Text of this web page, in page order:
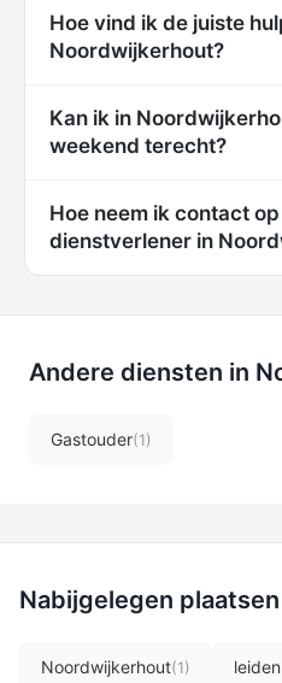
Hoe vind ik de juiste
Noordwijkerhout?
Kan ik in
weekend terecht?
Hoe neem ik contact
dienstverlener in
Andere diensten in
Gastouder(1)
Nabijgelegen plaatsen
Noordwijkerhout(1) leiden